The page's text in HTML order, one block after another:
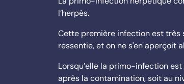
l’herpès.
Cette première infection est très
ressentie, et on ne s'en aperçoit
Lorsqu’elle la primo-infection
après la contamination, soit au